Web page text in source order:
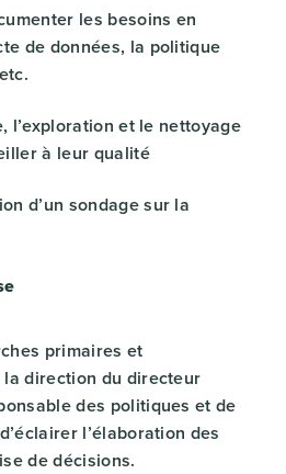
les besoins en
de données, la politique
l’exploration et le nettoyage
à leur qualité
d’un sondage sur la
primaires et
direction du directeur
des politiques et de
l’élaboration des
de décisions.